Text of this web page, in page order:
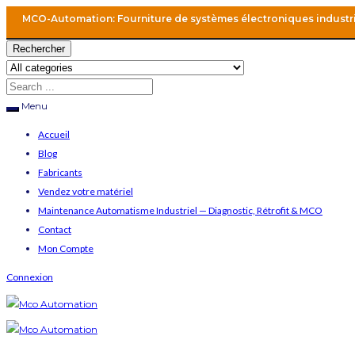
MCO-Automation: Fourniture de systèmes électroniques
Rechercher
Menu
Accueil
Blog
Fabricants
Vendez votre matériel
Maintenance Automatisme Industriel — Diagnostic, Rétrofit & MCO
Contact
Mon Compte
Connexion